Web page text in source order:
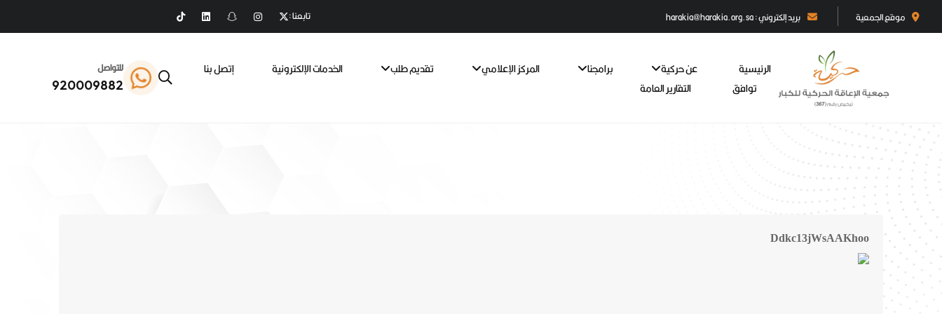
موقع الجمعية بريد إلكتروني : harakia@harakia.org.sa تابعنا :
الرئيسية عن حركية برامجنا المركز الإعلامي تقديم طلب الخدمات الإلكترونية
إتصل بنا
توافق
التقارير العامة
للتواصل
920009882
Ddkc13jWsAAKhoo